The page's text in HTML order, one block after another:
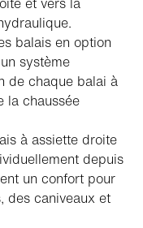
balais en option
système
de chaque balai à
la chaussée
à assiette droite
depuis
un confort pour
des caniveaux et